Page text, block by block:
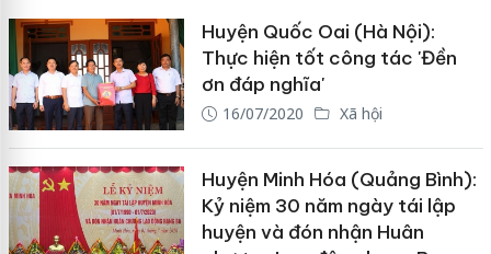
Huyện Quốc Oai (Hà Nội):
Thực hiện tốt công tác 'Đền
ơn đáp nghĩa'
16/07/2020 Xã hội
Huyện Minh Hóa (Quảng Bình):
Kỷ niệm 30 năm ngày tái lập
huyện và đón nhận Huân